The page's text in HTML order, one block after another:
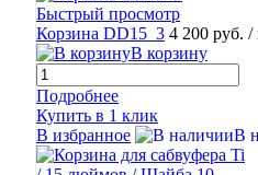
Быстрый просмотр
Корзина DD15_3 4 200 руб. /
В корзину
Подробнее
Купить в 1 клик
В избранное
В